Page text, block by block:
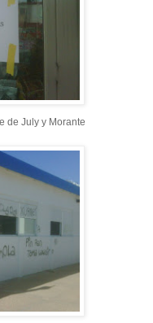
de July y Morante